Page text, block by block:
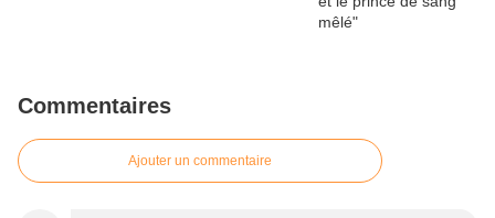
Commentaires
Ajouter un commentaire